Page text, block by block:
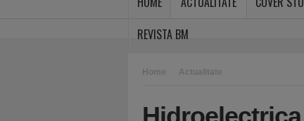
REVISTA BM
Home Actualitate